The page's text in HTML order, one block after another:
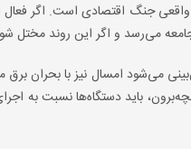
جنگ اقتصادی است. اگر فعال
می‌رسد و اگر این روند مختل
می‌شود امسال نیز با بحران برق